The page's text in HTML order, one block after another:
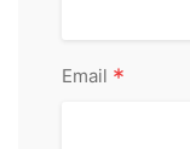
Email *